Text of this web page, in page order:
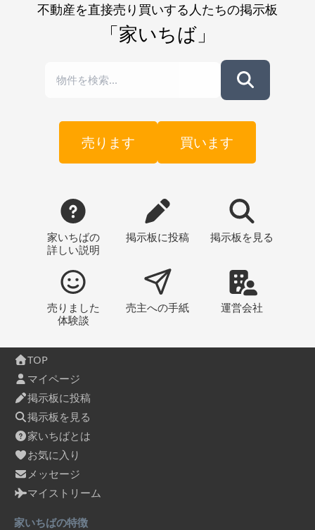
不動産を直接売り買いする人たちの掲示板
「家いちば」
売ります 買います
家いちばの
詳しい説明
掲示板に投稿 掲示板 を見る
売りました
体験談
売主への手紙 運営会社
TOP
マイページ
掲示板に投稿
掲示板を見る
家いちばとは
お気に入り
メッセージ
マイストリーム
家いちばの特徴